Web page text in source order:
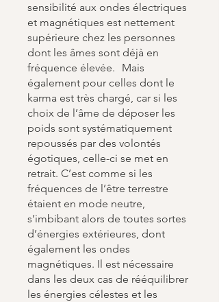
sensibilité aux ondes électriques
et magnétiques est nettement
supérieure chez les personnes
dont les âmes sont déjà en
fréquence élevée. Mais
également pour celles dont le
karma est très chargé, car si les
choix de l’âme de déposer les
poids sont systématiquement
repoussés par des volontés
égotiques, celle-ci se met en
retrait. C’est comme si les
fréquences de l’être terrestre
étaient en mode neutre,
s’imbibant alors de toutes sortes
d’énergies extérieures, dont
également les ondes
magnétiques. Il est nécessaire
dans les deux cas de rééquilibrer
les énergies célestes et les